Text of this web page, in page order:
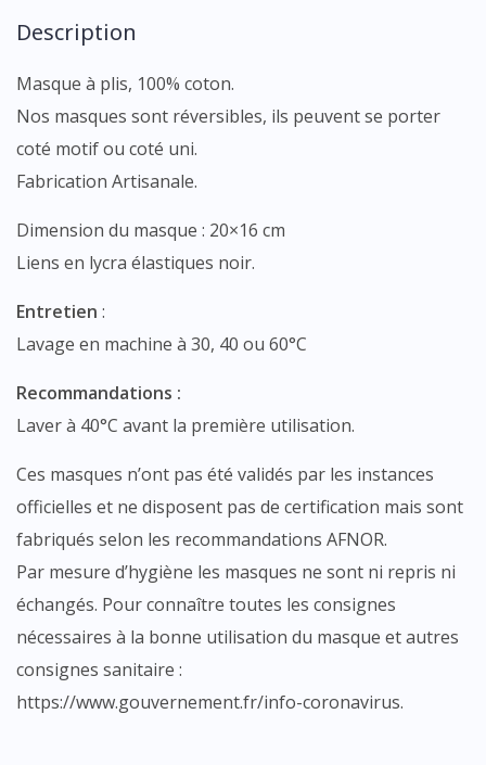
Description
Masque à plis, 100% coton.
Nos masques sont réversibles, ils peuvent se porter
coté motif ou coté uni.
Fabrication Artisanale.
Dimension du masque : 20×16 cm
Liens en lycra élastiques noir.
Entretien :
Lavage en machine à 30, 40 ou 60°C
Recommandations :
Laver à 40°C avant la première utilisation.
Ces masques n’ont pas été validés par les instances
officielles et ne disposent pas de certification mais sont
fabriqués selon les recommandations AFNOR.
Par mesure d’hygiène les masques ne sont ni repris ni
échangés. Pour connaître toutes les consignes
nécessaires à la bonne utilisation du masque et autres
consignes sanitaire :
https://www.gouvernement.fr/info-coronavirus.